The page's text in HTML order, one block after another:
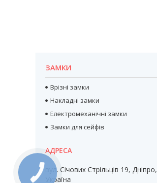
ЗАМКИ
Врізні замки
Накладні замки
Електромеханічні замки
Замки для сейфів
вул. Січових Стрільців 19, Дніпро,
Україна